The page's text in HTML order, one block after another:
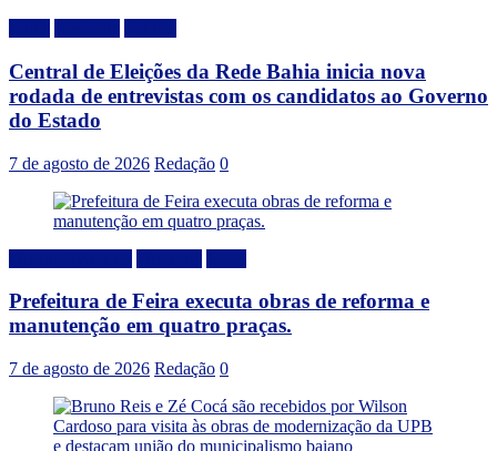
Central de Eleições da Rede Bahia inicia nova
rodada de entrevistas com os candidatos ao Governo
do Estado
7 de agosto de 2026 Redação 0
Prefeitura de Feira executa obras de reforma e
manutenção em quatro praças.
7 de agosto de 2026 Redação 0